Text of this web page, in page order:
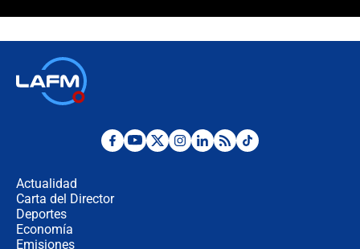
¿La posesión de Abelardo De la
Actualidad
Carta del Director
Deportes
Economía
Emisiones